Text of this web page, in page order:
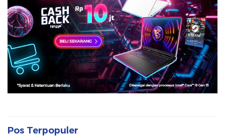
Pos Terpopuler